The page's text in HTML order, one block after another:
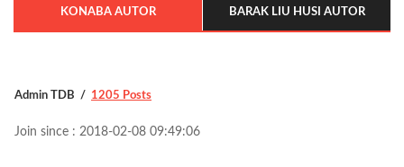
KONABA AUTOR BARAK LIU HUSI AUTOR
Admin TDB 1205 Posts
Join since : 2018-02-08 09:49:06